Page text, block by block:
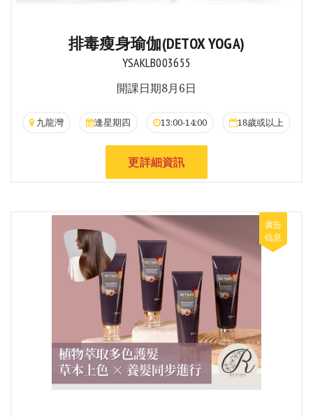
排毒瘦身瑜伽(DETOX YOGA)
YSAKLB003655
開課日期8月6日
九龍灣 逢星期四 13:00-14:00 18歲或以上
更詳細資訊